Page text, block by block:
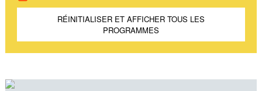
RÉINITIALISER ET AFFICHER TOUS LES
PROGRAMMES